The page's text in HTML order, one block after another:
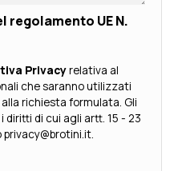
regolamento UE N.
Privacyrelativa al
che saranno utilizzati
richiesta formulata. Gli
di cui agli artt. 15 - 23
privacy@brotini.it.